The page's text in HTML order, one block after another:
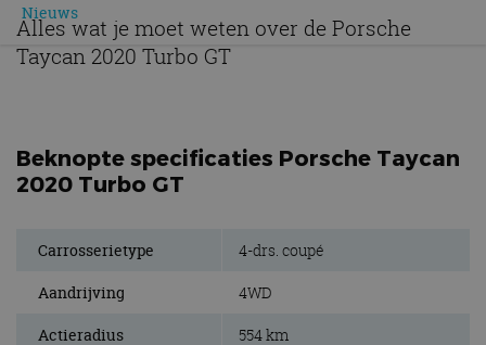
Nieuws
Alles wat je moet weten over de Porsche
Taycan 2020 Turbo GT
Beknopte specificaties Porsche Taycan
2020 Turbo GT
Carrosserietype 4-drs. coupé
Aandrijving 4WD
Actieradius 554 km